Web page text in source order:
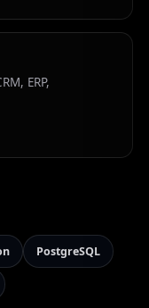
ERP,
PostgreSQL